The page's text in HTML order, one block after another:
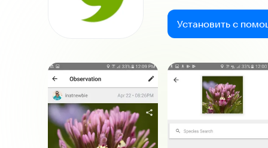
Установить с
Скриншоты